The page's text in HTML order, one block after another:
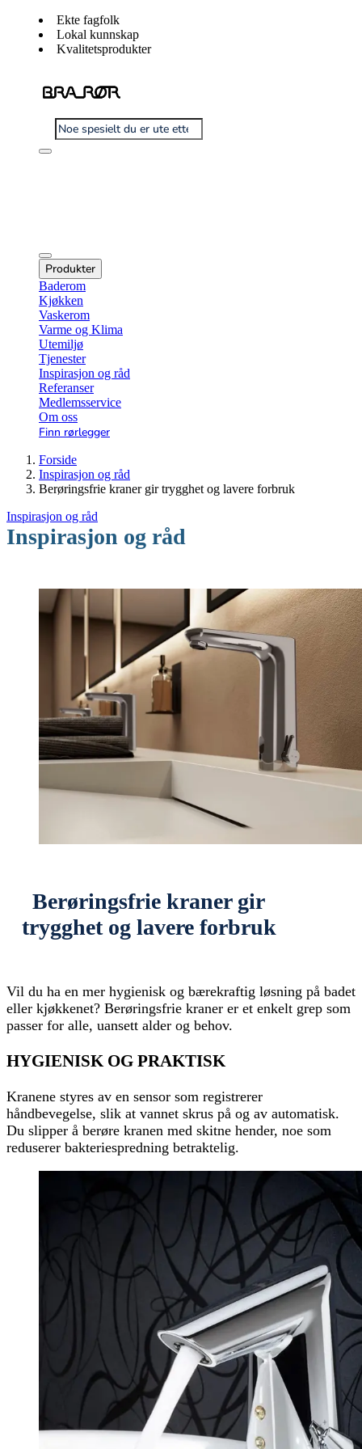
Ekte fagfolk
Lokal kunnskap
Kvalitetsprodukter
Produkter
Baderom
Kjøkken
Vaskerom
Varme og Klima
Utemiljø
Tjenester
Inspirasjon og råd
Referanser
Medlemsservice
Om oss
Finn rørlegger
Forside
Inspirasjon og råd
Berøringsfrie kraner gir trygghet og lavere forbruk
Inspirasjon og råd
Inspirasjon og råd
Berøringsfrie kraner gir
trygghet og lavere forbruk
Vil du ha en mer hygienisk og bærekraftig løsning på badet
eller kjøkkenet? Berøringsfrie kraner er et enkelt grep som
passer for alle, uansett alder og behov.
HYGIENISK OG PRAKTISK
Kranene styres av en sensor som registrerer
håndbevegelse, slik at vannet skrus på og av automatisk.
Du slipper å berøre kranen med skitne hender, noe som
reduserer bakteriespredning betraktelig.